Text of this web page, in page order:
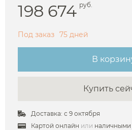
198 674 руб.
Под заказ 75 дней
В
Купить
Доставка: с 9 октября
Картой онлайн или наличными